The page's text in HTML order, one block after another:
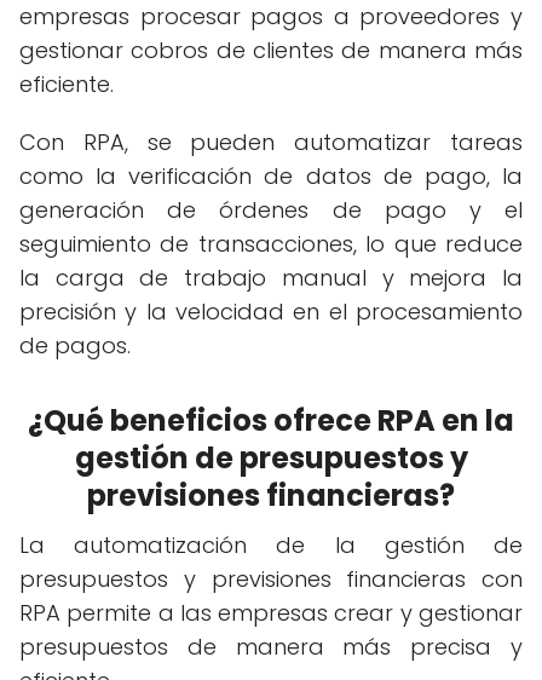
empresas procesar pagos a proveedores y
gestionar cobros de clientes de manera más
eficiente.
Con RPA, se pueden automatizar tareas
como la verificación de datos de pago, la
generación de órdenes de pago y el
seguimiento de transacciones, lo que reduce
la carga de trabajo manual y mejora la
precisión y la velocidad en el procesamiento
de pagos.
¿Qué beneficios ofrece RPA en la
gestión de presupuestos y
previsiones financieras?
La automatización de la gestión de
presupuestos y previsiones financieras con
RPA permite a las empresas crear y gestionar
presupuestos de manera más precisa y